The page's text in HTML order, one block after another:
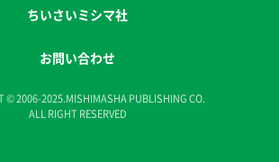
ちいさいミシマ社
お問い合わせ
© 2006-2025.MISHIMASHA PUBLISHING CO.
ALL RIGHT RESERVED